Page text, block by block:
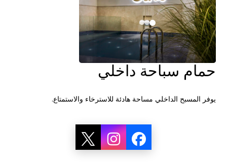
حمام سباحة داخلي
يوفر المسبح الداخلي مساحة هادئة للاسترخاء والاستمتاع.